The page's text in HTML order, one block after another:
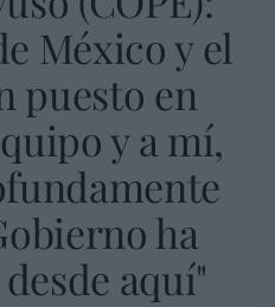
México y el
puesto en
y a mí,
ha
aquí"